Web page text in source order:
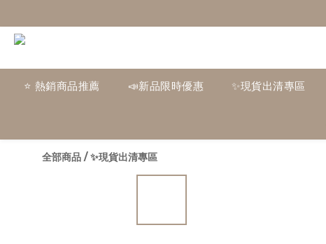
⭐ 熱銷商品推薦 📣新品限時優惠 ✨現貨出清專區
全部商品 /✨現貨出清專區